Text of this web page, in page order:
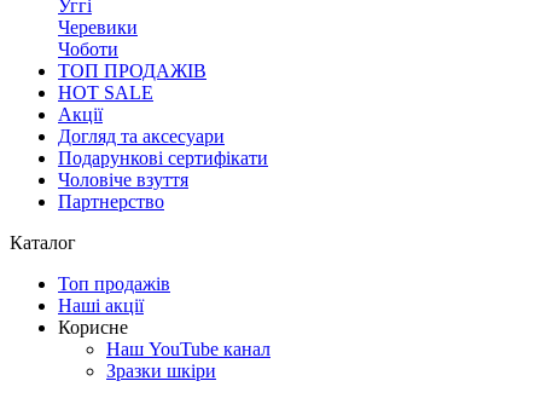
Уггі
Черевики
Чоботи
ТОП ПРОДАЖІВ
HOT SALE
Акції
Догляд та аксесуари
Подарункові сертифікати
Чоловіче взуття
Партнерство
Каталог
Топ продажів
Наші акції
Корисне
Наш YouTube канал
Зразки шкіри